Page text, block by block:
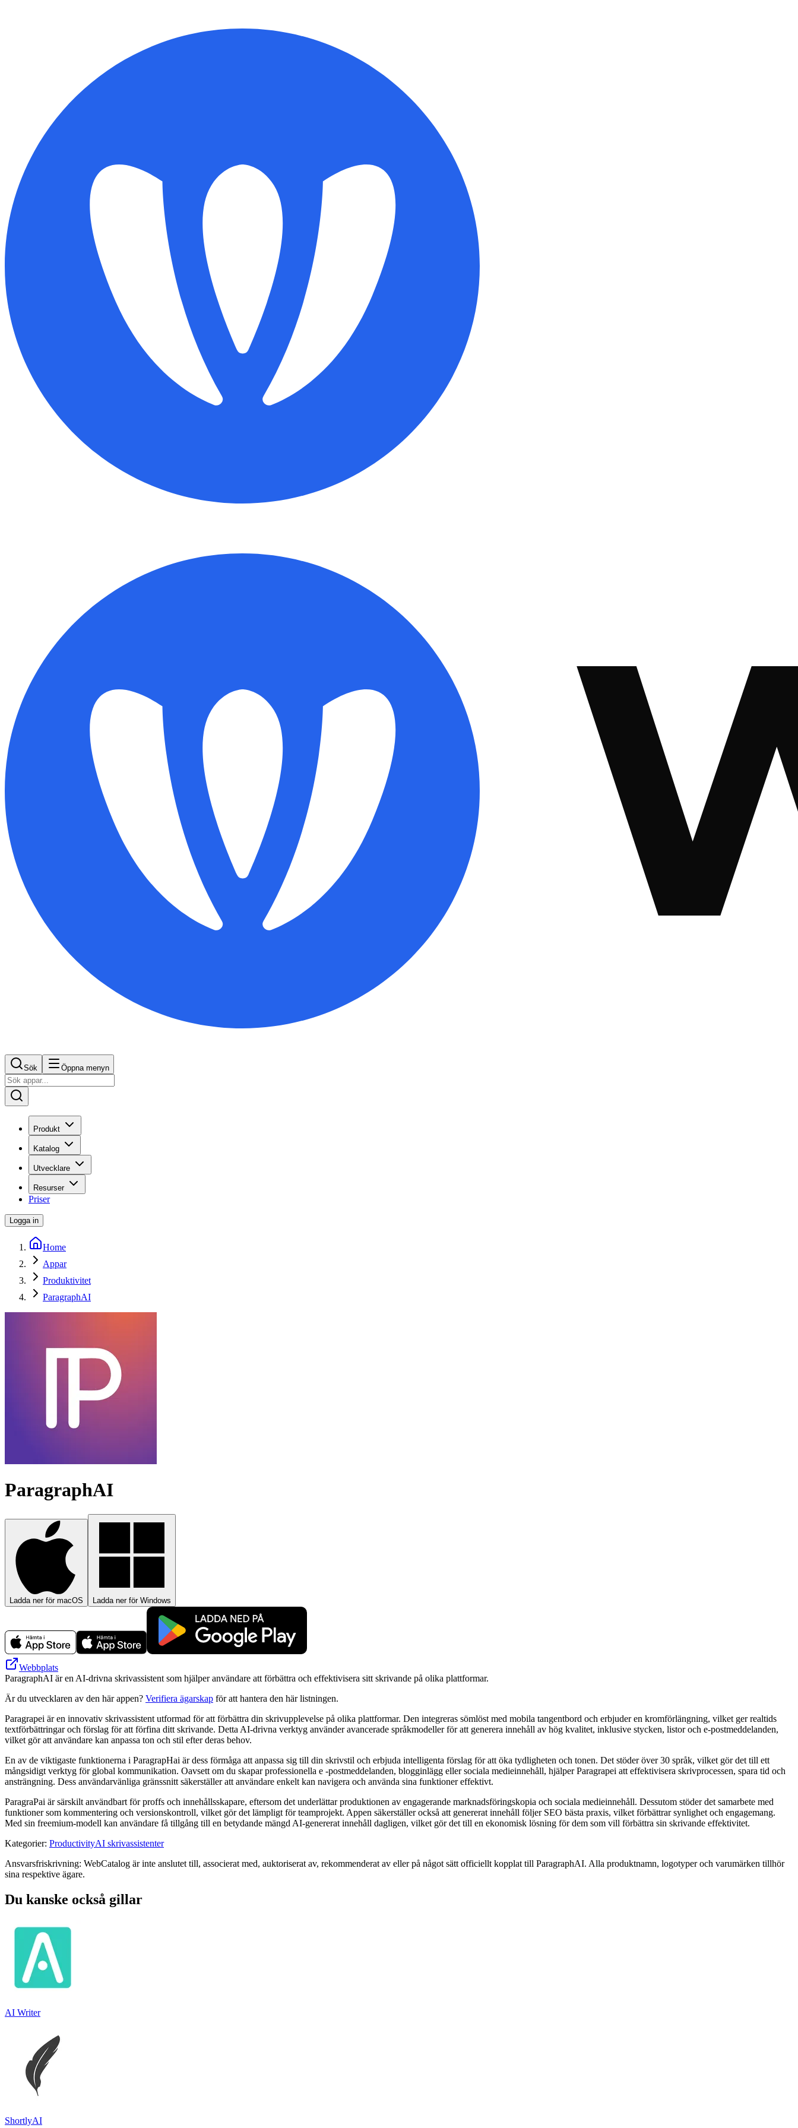
Sök Öppna menyn
Produkt
Katalog
Utvecklare
Resurser
Priser
Logga in
Home
Appar
Produktivitet
ParagraphAI
ParagraphAI
Ladda ner för macOS Ladda ner för Windows
Webbplats
ParagraphAI är en AI-drivna skrivassistent som hjälper användare att förbättra och effektivisera sitt skrivande på olika plattformar.
Är du utvecklaren av den här appen? Verifiera ägarskap för att hantera den här listningen.
Paragrapei är en innovativ skrivassistent utformad för att förbättra din skrivupplevelse på olika plattformar. Den integreras sömlöst med mobila tangentbord och erbjuder en kromförlängning, vilket ger realtids
textförbättringar och förslag för att förfina ditt skrivande. Detta AI-drivna verktyg använder avancerade språkmodeller för att generera innehåll av hög kvalitet, inklusive stycken, listor och e-postmeddelanden,
vilket gör att användare kan anpassa ton och stil efter deras behov.
En av de viktigaste funktionerna i ParagrapHai är dess förmåga att anpassa sig till din skrivstil och erbjuda intelligenta förslag för att öka tydligheten och tonen. Det stöder över 30 språk, vilket gör det till ett
mångsidigt verktyg för global kommunikation. Oavsett om du skapar professionella e -postmeddelanden, blogginlägg eller sociala medieinnehåll, hjälper Paragrapei att effektivisera skrivprocessen, spara tid och
ansträngning. Dess användarvänliga gränssnitt säkerställer att användare enkelt kan navigera och använda sina funktioner effektivt.
ParagraPai är särskilt användbart för proffs och innehållsskapare, eftersom det underlättar produktionen av engagerande marknadsföringskopia och sociala medieinnehåll. Dessutom stöder det samarbete med
funktioner som kommentering och versionskontroll, vilket gör det lämpligt för teamprojekt. Appen säkerställer också att genererat innehåll följer SEO bästa praxis, vilket förbättrar synlighet och engagemang.
Med sin freemium-modell kan användare få tillgång till en betydande mängd AI-genererat innehåll dagligen, vilket gör det till en ekonomisk lösning för dem som vill förbättra sin skrivande effektivitet.
Kategorier: ProductivityAI skrivassistenter
Ansvarsfriskrivning: WebCatalog är inte anslutet till, associerat med, auktoriserat av, rekommenderat av eller på något sätt officiellt kopplat till ParagraphAI. Alla produktnamn, logotyper och varumärken tillhör
sina respektive ägare.
Du kanske också gillar
AI Writer
ShortlyAI